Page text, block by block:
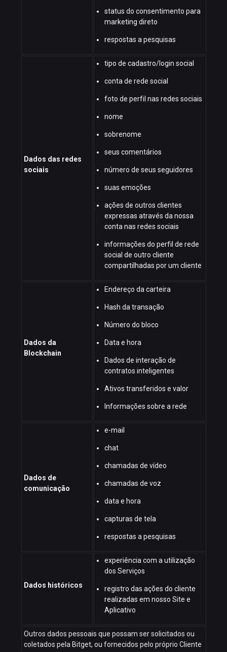
status do consentimento para
marketing direto
respostas a pesquisas
Dados das redes
sociais
tipo de cadastro/login social
conta de rede social
foto de perfil nas redes sociais
nome
sobrenome
seus comentários
número de seus seguidores
suas emoções
ações de outros clientes
expressas através da nossa
conta nas redes sociais
informações do perfil de rede
social de outro cliente
compartilhadas por um cliente
Dados da
Blockchain
Endereço da carteira
Hash da transação
Número do bloco
Data e hora
Dados de interação de
contratos inteligentes
Ativos transferidos e valor
Informações sobre a rede
Dados de
comunicação
e-mail
chat
chamadas de vídeo
chamadas de voz
data e hora
capturas de tela
respostas a pesquisas
Dados históricos
experiência com a utilização
dos Serviços
registro das ações do cliente
realizadas em nosso Site e
Aplicativo
Outros dados pessoais que possam ser solicitados ou
coletados pela Bitget, ou fornecidos pelo próprio Cliente